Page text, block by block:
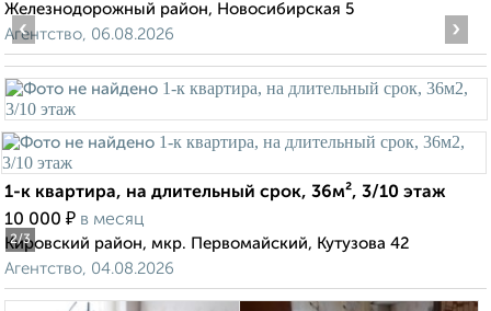
Железнодорожный район, Новосибирская 5
Агентство, 06.08.2026
2/3
‹ ›
1-к квартира, на длительный срок, 36м², 3/10 этаж
10 000 ₽ в месяц
Кировский район, мкр. Первомайский, Кутузова 42
Агентство, 04.08.2026